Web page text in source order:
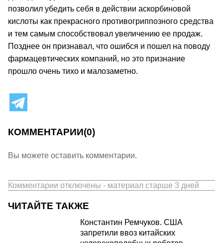
позволил убедить себя в действии аскорбиновой
кислоты как прекрасного противогриппозного средства
и тем самым способствовал увеличению ее продаж.
Позднее он признавал, что ошибся и пошел на поводу
фармацевтических компаний, но это признание
прошло очень тихо и малозаметно.
КОММЕНТАРИИ(0)
Вы можете оставить комментарии.
Комментарии отключены - материал старше 3 дней
ЧИТАЙТЕ ТАКЖЕ
Константин Ремчуков. США
запретили ввоз китайских